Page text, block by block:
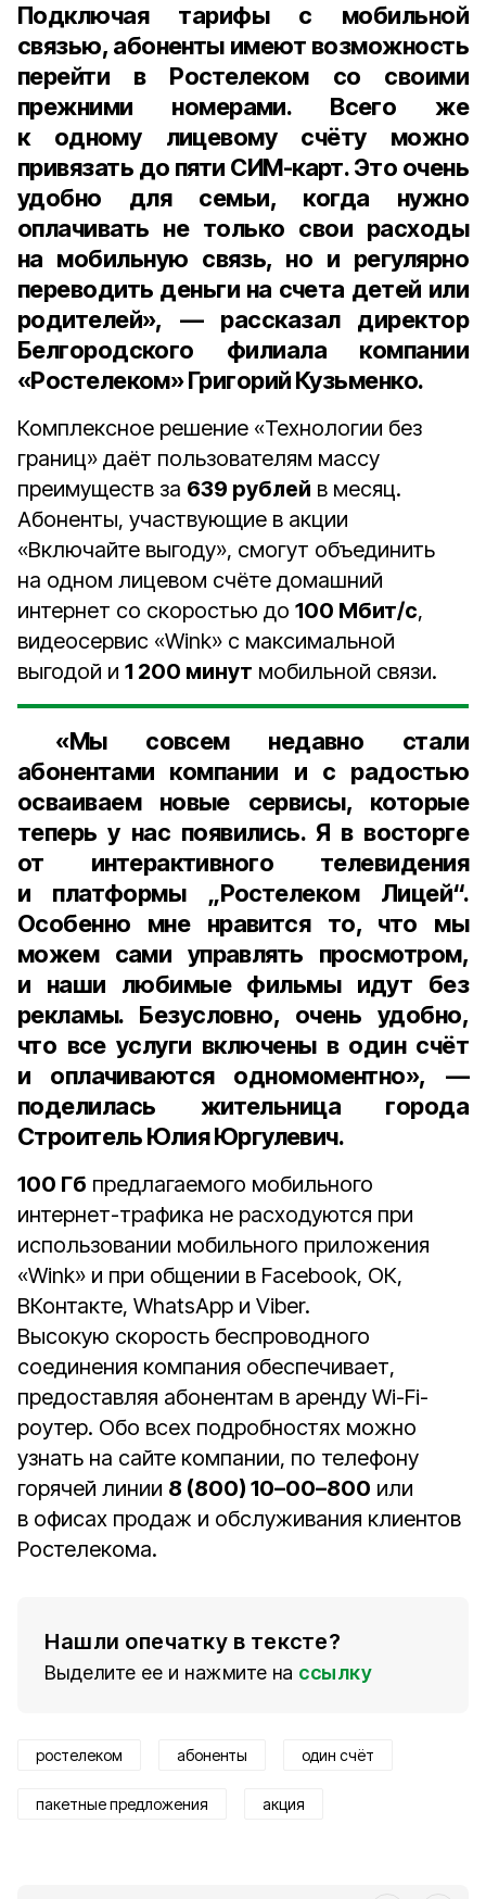
Подключая тарифы с мобильной
связью, абоненты имеют возможность
перейти в Ростелеком со своими
прежними номерами. Всего же
к одному лицевому счёту можно
привязать до пяти СИМ-карт. Это очень
удобно для семьи, когда нужно
оплачивать не только свои расходы
на мобильную связь, но и регулярно
переводить деньги на счета детей или
родителей», — рассказал директор
Белгородского филиала компании
«Ростелеком» Григорий Кузьменко.
Комплексное решение «Технологии без
границ» даёт пользователям массу
преимуществ за 639 рублей в месяц.
Абоненты, участвующие в акции
«Включайте выгоду», смогут объединить
на одном лицевом счёте домашний
интернет со скоростью до 100 Мбит/c,
видеосервис «Wink» с максимальной
выгодой и 1 200 минут мобильной связи.
«Мы совсем недавно стали
абонентами компании и с радостью
осваиваем новые сервисы, которые
теперь у нас появились. Я в восторге
от интерактивного телевидения
и платформы „Ростелеком Лицей“.
Особенно мне нравится то, что мы
можем сами управлять просмотром,
и наши любимые фильмы идут без
рекламы. Безусловно, очень удобно,
что все услуги включены в один счёт
и оплачиваются одномоментно», —
поделилась жительница города
СтроительЮлия Юргулевич.
100 Гб предлагаемого мобильного
интернет-трафика не расходуются при
использовании мобильного приложения
«Wink» и при общении в Facebook, ОК,
ВКонтакте, WhatsApp и Viber.
Высокую скорость беспроводного
соединения компания обеспечивает,
предоставляя абонентам в аренду Wi-Fi-
роутер. Обо всех подробностях можно
узнать на сайте компании, по телефону
горячей линии 8 (800) 10–00–800 или
в офисах продаж и обслуживания клиентов
Ростелекома.
Нашли опечатку в тексте?
Выделите ее и нажмите на ссылку
ростелеком абоненты один счёт
пакетные предложения акция